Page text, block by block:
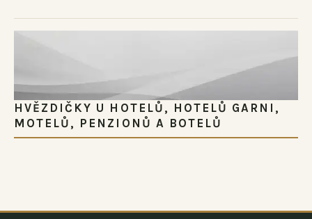
HVĚZDIČKY U HOTELŮ, HOTELŮ GARNI,
MOTELŮ, PENZIONŮ A BOTELŮ